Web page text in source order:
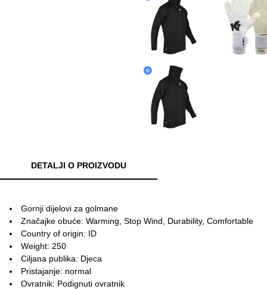
DETALJI O PROIZVODU
Gornji dijelovi za golmane
Značajke obuće: Warming, Stop Wind, Durability, Comfortable
Country of origin: ID
Weight: 250
Ciljana publika: Djeca
Pristajanje: normal
Ovratnik: Podignuti ovratnik